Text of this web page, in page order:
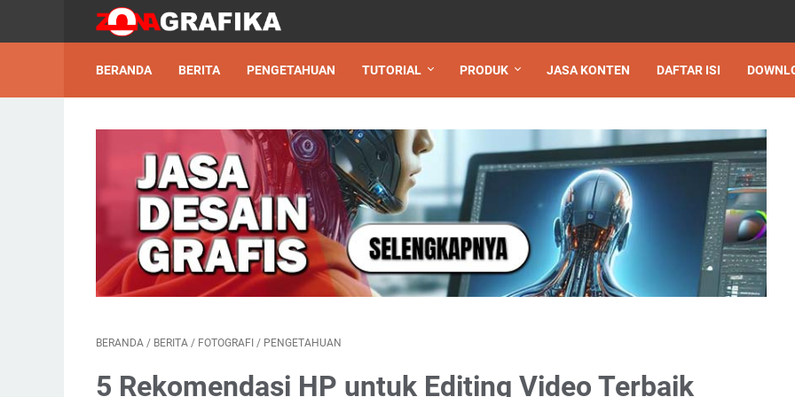
BERANDA BERITA PENGETAHUAN TUTORIAL PRODUK JASA KONTEN DAFTAR ISI
BERANDA / BERITA / FOTOGRAFI / PENGETAHUAN
5 Rekomendasi HP untuk Editing Video Terbaik